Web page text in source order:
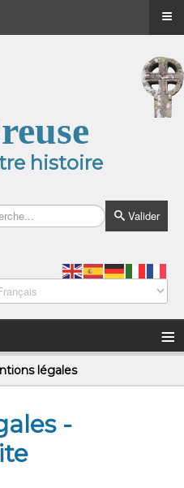
histoire
Valider
≡
légales
-
≡
≡